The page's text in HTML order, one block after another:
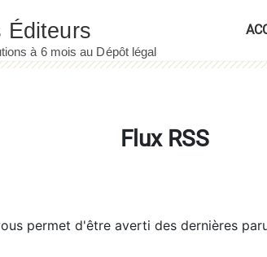
Flux RSS
permet d'être averti des dernières